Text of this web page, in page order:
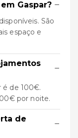
Gaspar? −
São
espaço e
−
é de 100€.
por noite.
de
−